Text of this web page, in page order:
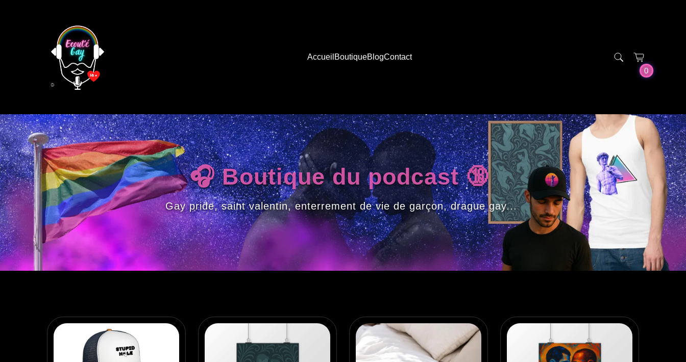
Accueil BoutiqueBlogContact
0
🎧 Boutique du podcast 🔞
Gay pride, saint valentin, enterrement de vie de garçon, drague gay...